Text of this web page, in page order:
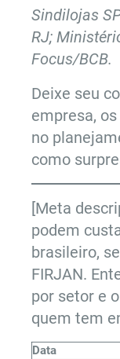
Sindilojas
RJ;
Focus/BCB.
Deixe seu
empresa,
no
como
[Meta
podem
brasileiro,
FIRJAN.
por setor e
quem tem
Data